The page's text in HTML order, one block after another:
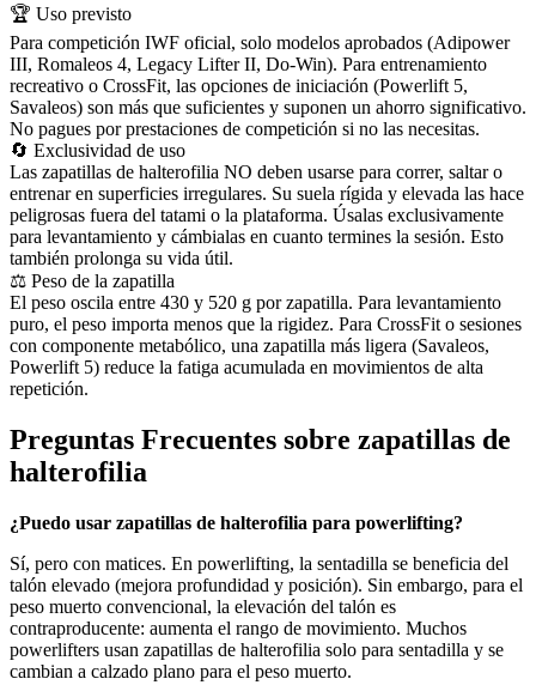
🏆 Uso previsto
Para competición IWF oficial, solo modelos aprobados (Adipower
III, Romaleos 4, Legacy Lifter II, Do-Win). Para entrenamiento
recreativo o CrossFit, las opciones de iniciación (Powerlift 5,
Savaleos) son más que suficientes y suponen un ahorro significativo.
No pagues por prestaciones de competición si no las necesitas.
🔄 Exclusividad de uso
Las zapatillas de halterofilia NO deben usarse para correr, saltar o
entrenar en superficies irregulares. Su suela rígida y elevada las hace
peligrosas fuera del tatami o la plataforma. Úsalas exclusivamente
para levantamiento y cámbialas en cuanto termines la sesión. Esto
también prolonga su vida útil.
⚖️ Peso de la zapatilla
El peso oscila entre 430 y 520 g por zapatilla. Para levantamiento
puro, el peso importa menos que la rigidez. Para CrossFit o sesiones
con componente metabólico, una zapatilla más ligera (Savaleos,
Powerlift 5) reduce la fatiga acumulada en movimientos de alta
repetición.
Preguntas Frecuentes sobre zapatillas de
halterofilia
¿Puedo usar zapatillas de halterofilia para powerlifting?
Sí, pero con matices. En powerlifting, la sentadilla se beneficia del
talón elevado (mejora profundidad y posición). Sin embargo, para el
peso muerto convencional, la elevación del talón es
contraproducente: aumenta el rango de movimiento. Muchos
powerlifters usan zapatillas de halterofilia solo para sentadilla y se
cambian a calzado plano para el peso muerto.